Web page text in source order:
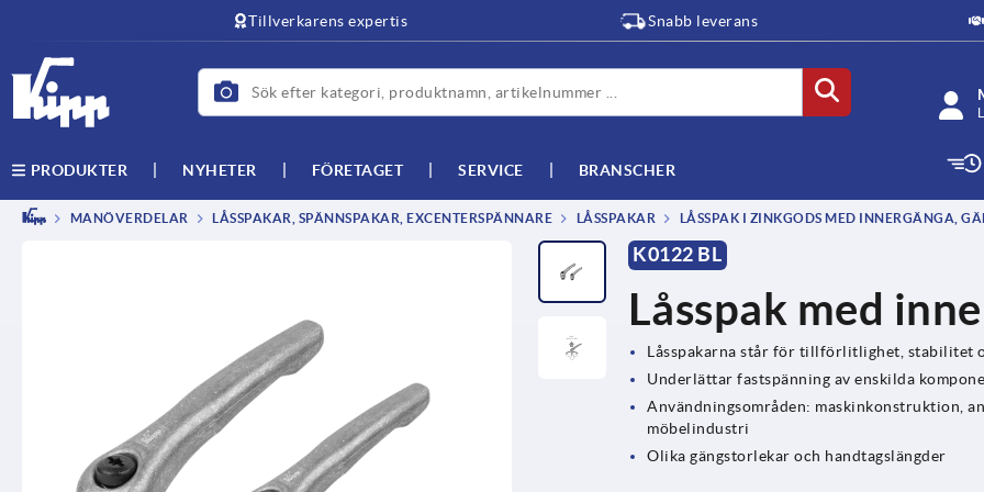
Tillverkarens expertis Snabb leverans
PRODUKTER NYHETER FÖRETAGET SERVICE BRANSCHER
MANÖVERDELAR LÅSSPAKAR, SPÄNNSPAKAR, EXCENTERSPÄNNARE LÅSSPAKAR LÅSSPAK I ZINKGODS MED INNERGÄNGA,
K0122 BL
Låsspak med
Låsspakarna står för tillförlitlighet, stabilitet
Underlättar fastspänning av enskilda
Användningsområden: maskinkonstruktion,
möbelindustri
Olika gängstorlekar och handtagslängder